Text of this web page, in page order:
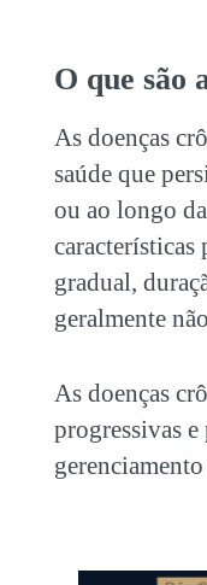
O que são
As doenças
saúde que
ou ao longo
características
gradual,
geralmente
As doenças
progressivas